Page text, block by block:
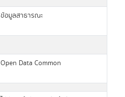
ข้อมูลสาธารณะ
Open Data Common